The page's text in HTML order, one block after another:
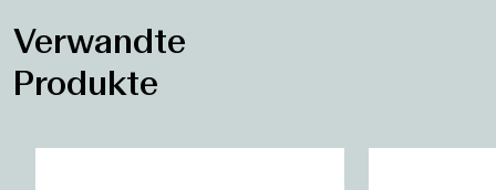
Verwandte
Produkte